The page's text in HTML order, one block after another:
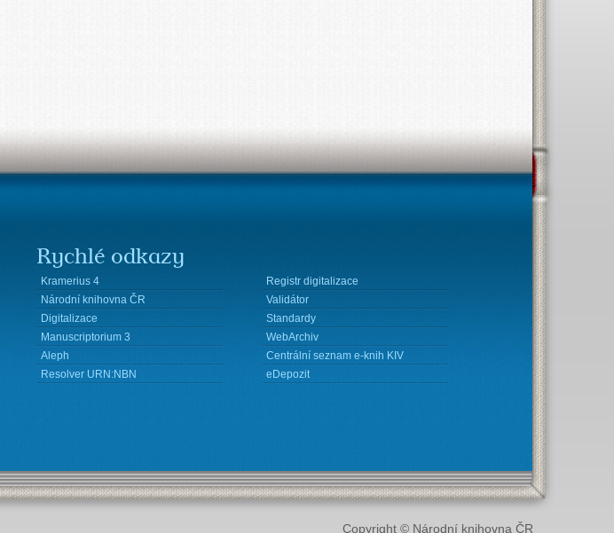
Rychlé odkazy
Kramerius 4
Registr digitalizace
Národní knihovna ČR
Validátor
Digitalizace
Standardy
Manuscriptorium 3
WebArchiv
Aleph
Centrální seznam e-knih KIV
Resolver URN:NBN
eDepozit
Copyright © Národní knihovna ČR